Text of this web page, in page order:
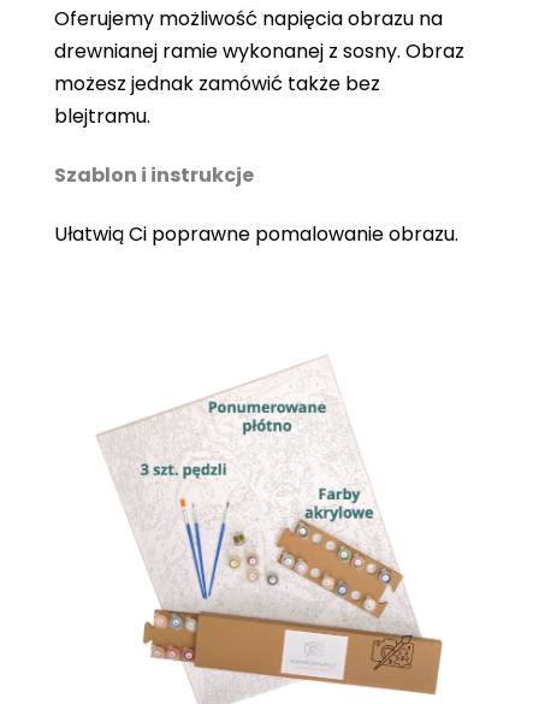
Oferujemy możliwość napięcia obrazu na
drewnianej ramie wykonanej z sosny. Obraz
możesz jednak zamówić także bez
blejtramu.
Szablon i instrukcje
Ułatwią Ci poprawne pomalowanie obrazu.